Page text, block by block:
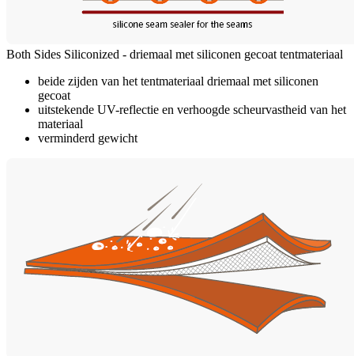
Both Sides Siliconized - driemaal met siliconen gecoat tentmateriaal
beide zijden van het tentmateriaal driemaal met siliconen
gecoat
uitstekende UV-reflectie en verhoogde scheurvastheid van het
materiaal
verminderd gewicht